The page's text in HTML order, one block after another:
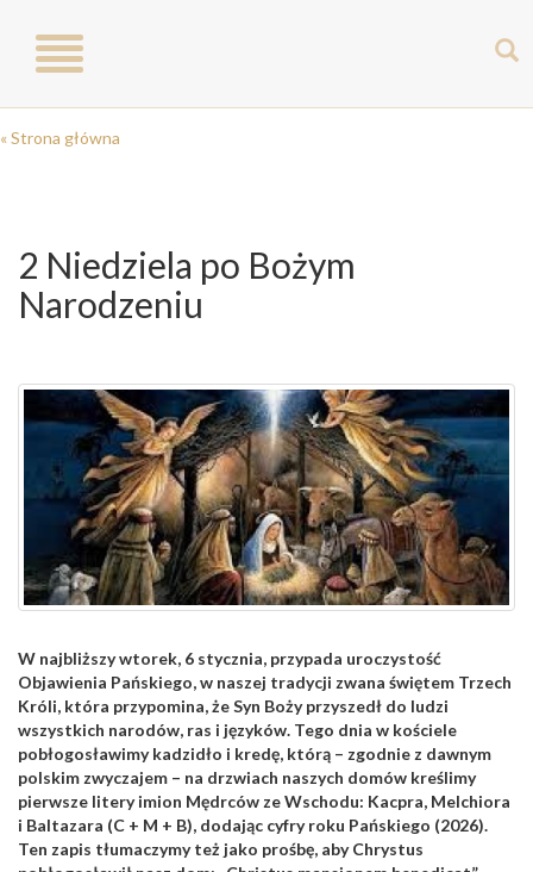
Toggle
navigation
« Strona główna
2 Niedziela po Bożym
Narodzeniu
W najbliższy wtorek, 6 stycznia, przypada uroczystość
Objawienia Pańskiego, w naszej tradycji zwana świętem Trzech
Króli, która przypomina, że Syn Boży przyszedł do ludzi
wszystkich narodów, ras i języków. Tego dnia w kościele
pobłogosławimy kadzidło i kredę, którą – zgodnie z dawnym
polskim zwyczajem – na drzwiach naszych domów kreślimy
pierwsze litery imion Mędrców ze Wschodu: Kacpra, Melchiora
i Baltazara (C + M + B), dodając cyfry roku Pańskiego (2026).
Ten zapis tłumaczymy też jako prośbę, aby Chrystus